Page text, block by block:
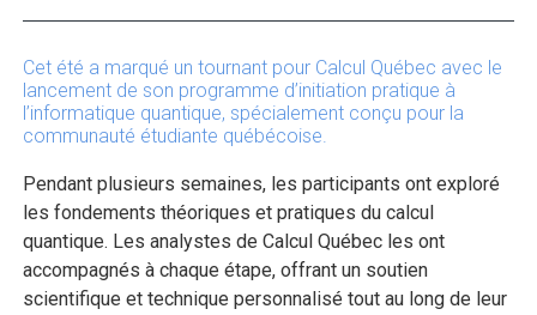
Cet été a marqué un tournant pour Calcul Québec avec le
lancement de son programme d’initiation pratique à
l’informatique quantique, spécialement conçu pour la
communauté étudiante québécoise.
Pendant plusieurs semaines, les participants ont exploré
les fondements théoriques et pratiques du calcul
quantique. Les analystes de Calcul Québec les ont
accompagnés à chaque étape, offrant un soutien
scientifique et technique personnalisé tout au long de leur